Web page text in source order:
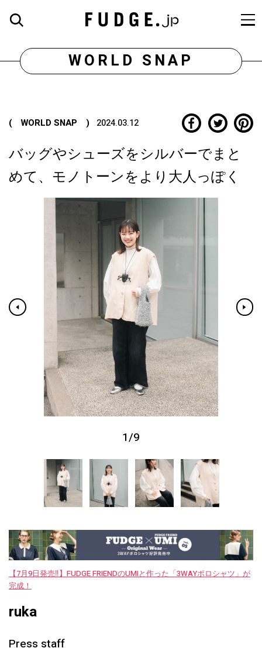
WORLD SNAP
( WORLD SNAP ) 2024.03.12
バッグやシューズをシルバーでまと
めて、モノトーンをより大人っぽく
1/9
【7月9日発売‼︎】FUDGE FRIENDのUMIと作った「3WAYポロシャツ」が
完成！
ruka
Press staff